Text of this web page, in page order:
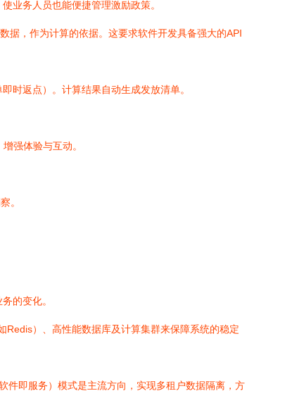
业务人员也能便捷管理激励政策。
据，作为计算的依据。这要求软件开发具备强大的API
时返点）。计算结果自动生成发放清单。
强体验与互动。
。
的变化。
）、高性能数据库及计算集群来保障系统的稳定
件即服务）模式是主流方向，实现多租户数据隔离，方